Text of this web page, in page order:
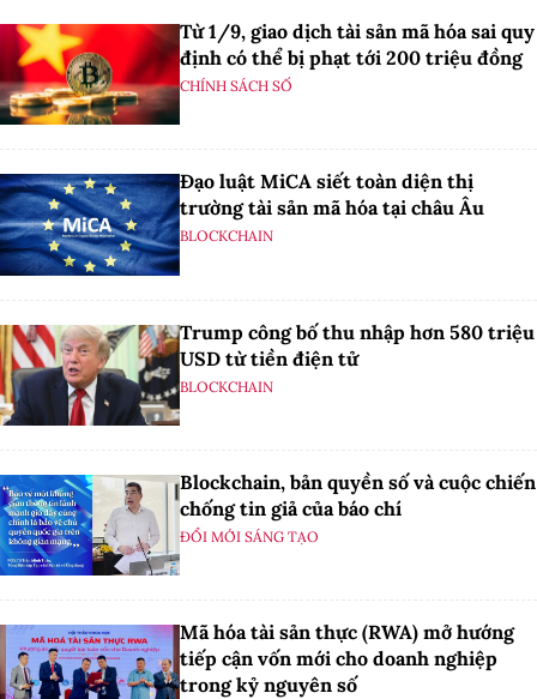
Từ 1/9, giao dịch tài sản mã hóa sai quy
định có thể bị phạt tới 200 triệu đồng
CHÍNH SÁCH SỐ
Đạo luật MiCA siết toàn diện thị
trường tài sản mã hóa tại châu Âu
BLOCKCHAIN
Trump công bố thu nhập hơn 580 triệu
USD từ tiền điện tử
BLOCKCHAIN
Blockchain, bản quyền số và cuộc chiến
chống tin giả của báo chí
ĐỔI MỚI SÁNG TẠO
Mã hóa tài sản thực (RWA) mở hướng
tiếp cận vốn mới cho doanh nghiệp
trong kỷ nguyên số